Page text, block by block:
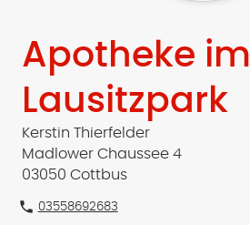
Apotheke im
Lausitzpark
Kerstin Thierfelder
Madlower Chaussee 4
03050 Cottbus
phone 03558692683